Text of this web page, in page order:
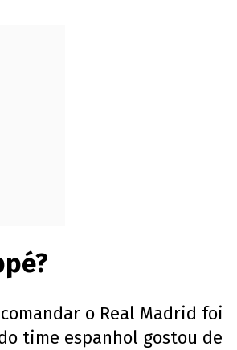
o Real Madrid foi
time espanhol gostou de